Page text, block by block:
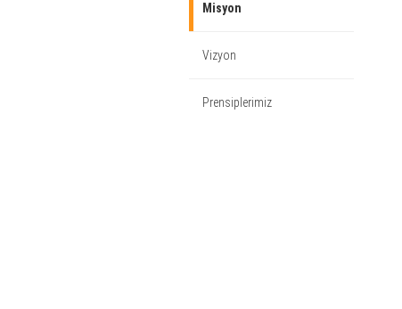
Misyon
Vizyon
Prensiplerimiz